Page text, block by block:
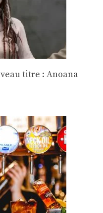
titre : Anoana